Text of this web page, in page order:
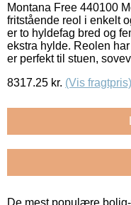
Montana Free 440100
fritstående reol i enkelt
er to hyldefag bred og
ekstra hylde. Reolen
er perfekt til stuen,
8317.25 kr. (Vis fragtpris)
De mest populære